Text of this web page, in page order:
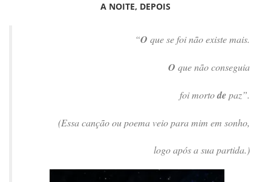
A NOITE, DEPOIS
“O que se foi não existe mais.
O que não conseguia
foi mortodepaz”.
(Essa canção ou poema veio para mim em sonho,
logo após a sua partida.)